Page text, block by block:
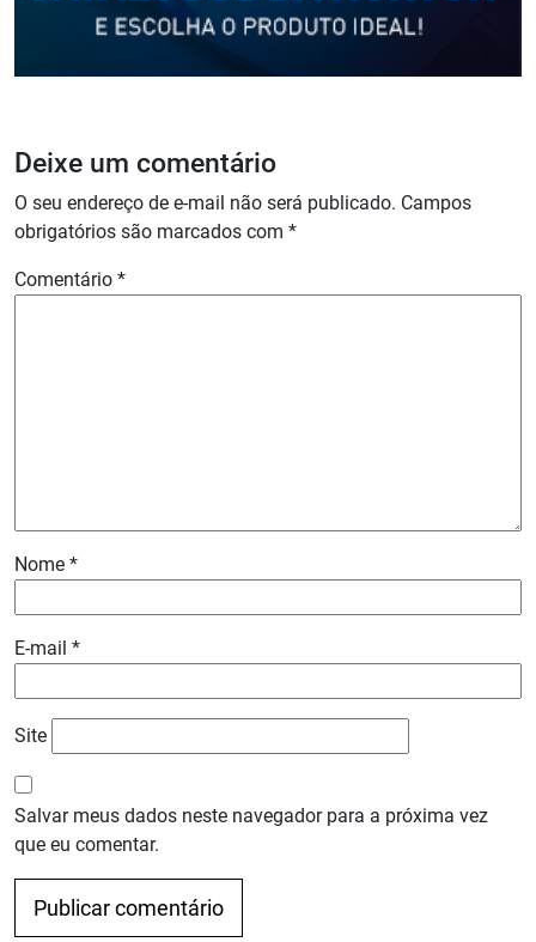
Deixe um comentário
O seu endereço de e-mail não será publicado. Campos
obrigatórios são marcados com *
Comentário *
Nome *
E-mail *
Site
Salvar meus dados neste navegador para a próxima vez
que eu comentar.